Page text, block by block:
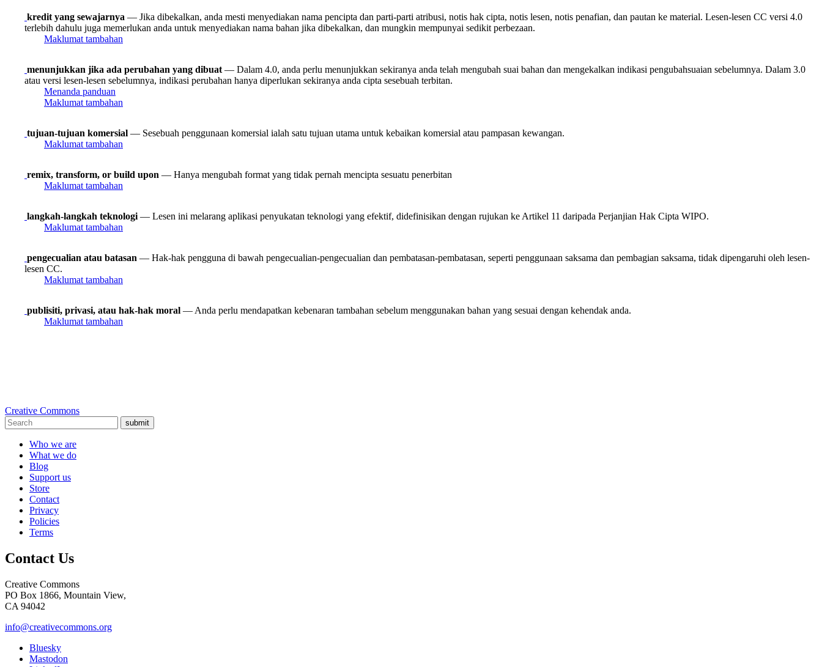
kredit yang sewajarnya — Jika dibekalkan, anda mesti menyediakan nama pencipta dan parti-parti atribusi, notis hak cipta, notis lesen, notis penafian, dan pautan ke material. Lesen-lesen CC versi 4.0
terlebih dahulu juga memerlukan anda untuk menyediakan nama bahan jika dibekalkan, dan mungkin mempunyai sedikit perbezaan.
Maklumat tambahan
menunjukkan jika ada perubahan yang dibuat — Dalam 4.0, anda perlu menunjukkan sekiranya anda telah mengubah suai bahan dan mengekalkan indikasi pengubahsuaian sebelumnya. Dalam 3.0
atau versi lesen-lesen sebelumnya, indikasi perubahan hanya diperlukan sekiranya anda cipta sesebuah terbitan.
Menanda panduan
Maklumat tambahan
tujuan-tujuan komersial — Sesebuah penggunaan komersial ialah satu tujuan utama untuk kebaikan komersial atau pampasan kewangan.
Maklumat tambahan
remix, transform, or build upon — Hanya mengubah format yang tidak pernah mencipta sesuatu penerbitan
Maklumat tambahan
langkah-langkah teknologi — Lesen ini melarang aplikasi penyukatan teknologi yang efektif, didefinisikan dengan rujukan ke Artikel 11 daripada Perjanjian Hak Cipta WIPO.
Maklumat tambahan
pengecualian atau batasan — Hak-hak pengguna di bawah pengecualian-pengecualian dan pembatasan-pembatasan, seperti penggunaan saksama dan pembagian saksama, tidak dipengaruhi oleh lesen-
lesen CC.
Maklumat tambahan
publisiti, privasi, atau hak-hak moral — Anda perlu mendapatkan kebenaran tambahan sebelum menggunakan bahan yang sesuai dengan kehendak anda.
Maklumat tambahan
Creative Commons
submit
Who we are
What we do
Blog
Support us
Store
Contact
Privacy
Policies
Terms
Contact Us
Creative Commons
PO Box 1866, Mountain View,
CA 94042
info@creativecommons.org
Bluesky
Mastodon